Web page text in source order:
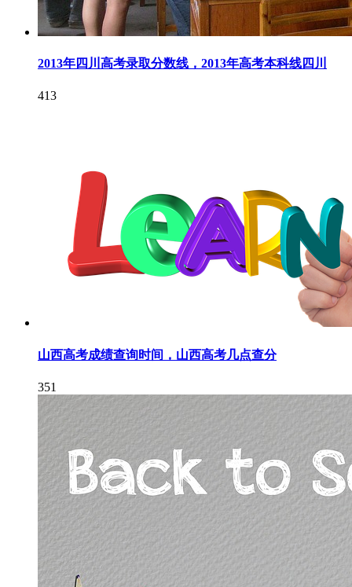
2013年四川高考录取分数线，2013年高考本科线四川
413
山西高考成绩查询时间，山西高考几点查分
351